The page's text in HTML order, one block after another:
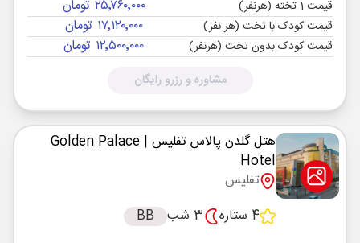
قیمت 1 تخته (هرنفر) ۲۵٬۷۶۰٬۰۰۰ تومان
قیمت کودک با تخت (هر نفر) ۱۷٬۱۲۰٬۰۰۰ تومان
قیمت کودک بدون تخت (هرنفر) ۱۲٬۵۰۰٬۰۰۰ تومان
مشاوره و رزرو رایگان
هتل گلدن پالاس تفلیس | Golden Palace
Hotel
تفلیس
4 ستاره
3 شب BB